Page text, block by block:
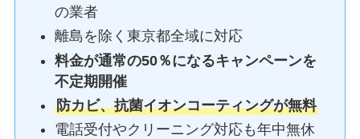
の業者
離島を除く東京都全域に対応
料金が通常の50％になるキャンペーンを
不定期開催
防カビ、抗菌イオンコーティングが無料
電話受付やクリーニング対応も年中無休